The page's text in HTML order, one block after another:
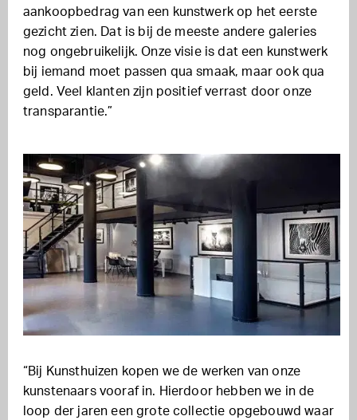
aankoopbedrag van een kunstwerk op het eerste
gezicht zien. Dat is bij de meeste andere galeries
nog ongebruikelijk. Onze visie is dat een kunstwerk
bij iemand moet passen qua smaak, maar ook qua
geld. Veel klanten zijn positief verrast door onze
transparantie.”
“Bij Kunsthuizen kopen we de werken van onze
kunstenaars vooraf in. Hierdoor hebben we in de
loop der jaren een grote collectie opgebouwd waar